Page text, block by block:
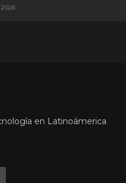
2026
en Latinoámerica